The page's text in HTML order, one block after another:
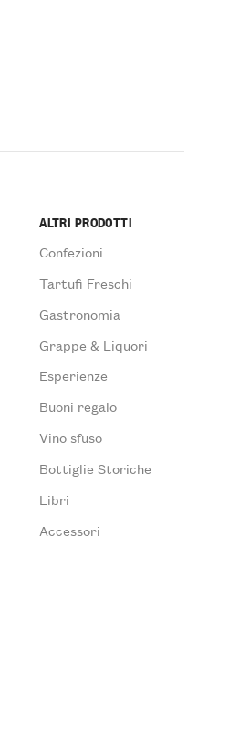
ALTRI PRODOTTI
Confezioni
Tartufi Freschi
Gastronomia
Grappe & Liquori
Esperienze
Buoni regalo
Vino sfuso
Bottiglie Storiche
Libri
Accessori